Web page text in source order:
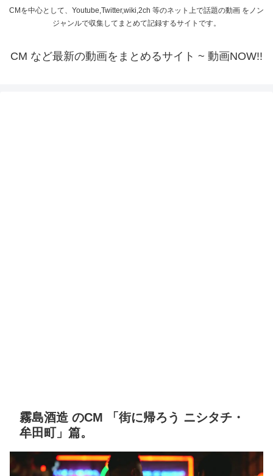
CMを中心として、Youtube,Twitter,wiki,2ch 等のネット上で話題の動画 をノン
ジャンルで収集してまとめて記録するサイトです。
CM など最新の動画をまとめるサイト ~ 動画NOW!!
霧島酒造 のCM 「街に帰ろう ニシタチ・
牟田町」篇。